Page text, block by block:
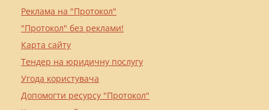
Реклама на "Протокол"
"Протокол" без реклами!
Карта сайту
Тендер на юридичну послугу
Угода користувача
Допомогти ресурсу "Протокол"